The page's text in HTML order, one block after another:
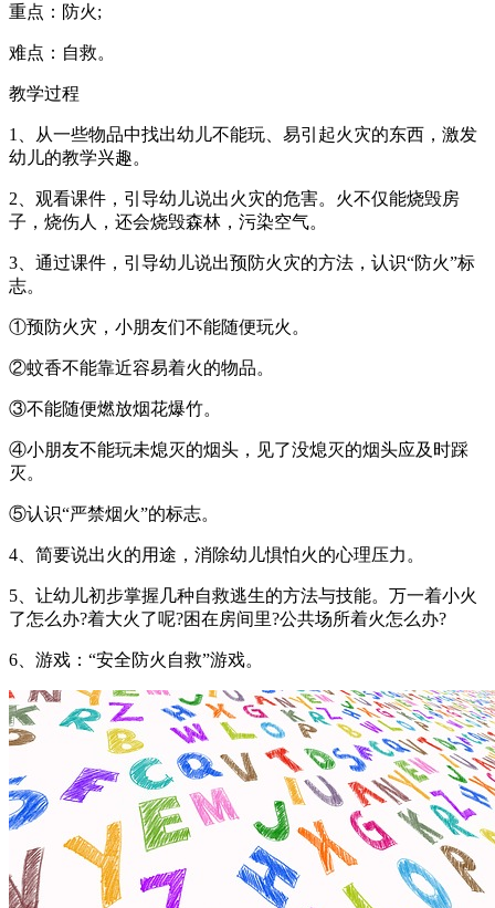
重点：防火;
难点：自救。
教学过程
1、从一些物品中找出幼儿不能玩、易引起火灾的东西，激发
幼儿的教学兴趣。
2、观看课件，引导幼儿说出火灾的危害。火不仅能烧毁房
子，烧伤人，还会烧毁森林，污染空气。
3、通过课件，引导幼儿说出预防火灾的方法，认识“防火”标
志。
①预防火灾，小朋友们不能随便玩火。
②蚊香不能靠近容易着火的物品。
③不能随便燃放烟花爆竹。
④小朋友不能玩未熄灭的烟头，见了没熄灭的烟头应及时踩
灭。
⑤认识“严禁烟火”的标志。
4、简要说出火的用途，消除幼儿惧怕火的心理压力。
5、让幼儿初步掌握几种自救逃生的方法与技能。万一着小火
了怎么办?着大火了呢?困在房间里?公共场所着火怎么办?
6、游戏：“安全防火自救”游戏。